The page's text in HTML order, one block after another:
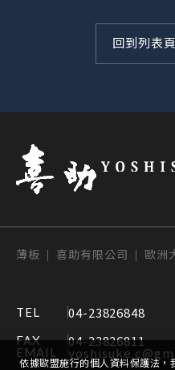
回到列表頁
薄板 | 喜助有限公司 | 歐洲
TEL 04-23826848
FAX 04-23826811
EMAIL
依據歐盟施行的個人資料保護法